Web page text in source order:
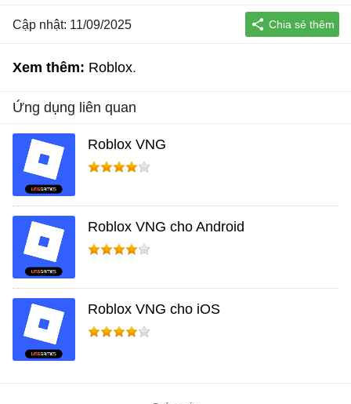
Cập nhật: 11/09/2025
Xem thêm: Roblox
Ứng dụng liên quan
Roblox VNG
Roblox VNG cho Android
Roblox VNG cho iOS